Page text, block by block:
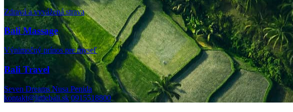
Zdravá a vyvážená strava
Bali Massage
Výnimočný prínos pre myseľ
Bali Travel
Seven Dreams Nusa Penida
kontakt@littlebali.sk 0915518800